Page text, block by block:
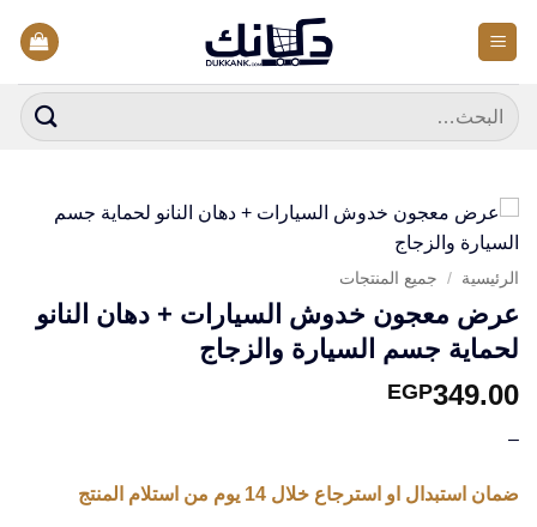
للمحتوى
البحث
عن:
الرئيسية / جميع المنتجات
عرض معجون خدوش السيارات + دهان النانو
لحماية جسم السيارة والزجاج
EGP349.00
–
ضمان استبدال او استرجاع خلال 14 يوم من استلام المنتج